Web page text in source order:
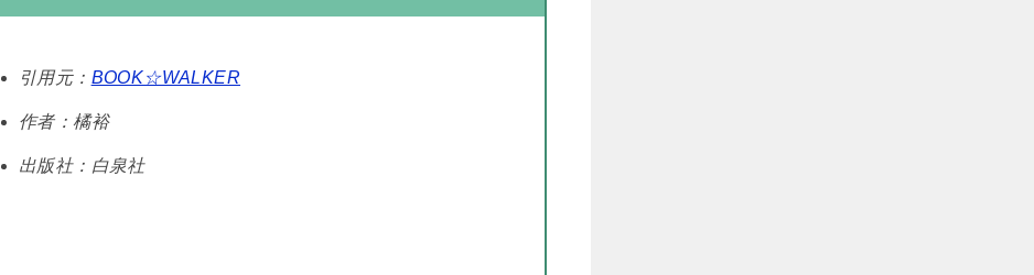
引用元： BOOK☆WALKER
作者：橘裕
出版社：白泉社